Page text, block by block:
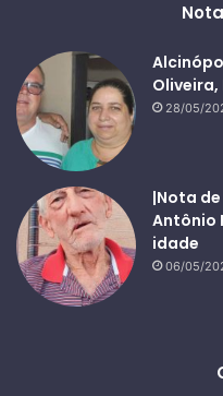
Oliveira,
28/05/
|Nota
Antônio
idade
06/05/